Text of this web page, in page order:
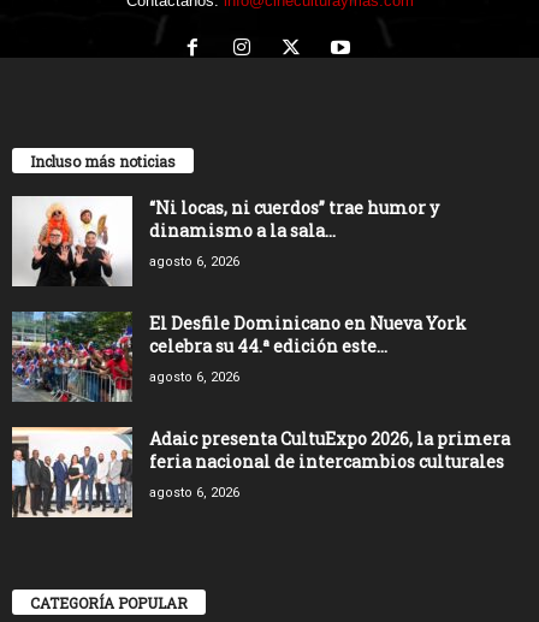
Incluso más noticias
“Ni locas, ni cuerdos” trae humor y
dinamismo a la sala...
agosto 6, 2026
El Desfile Dominicano en Nueva York
celebra su 44.ª edición este...
agosto 6, 2026
Adaic presenta CultuExpo 2026, la primera
feria nacional de intercambios culturales
agosto 6, 2026
CATEGORÍA POPULAR